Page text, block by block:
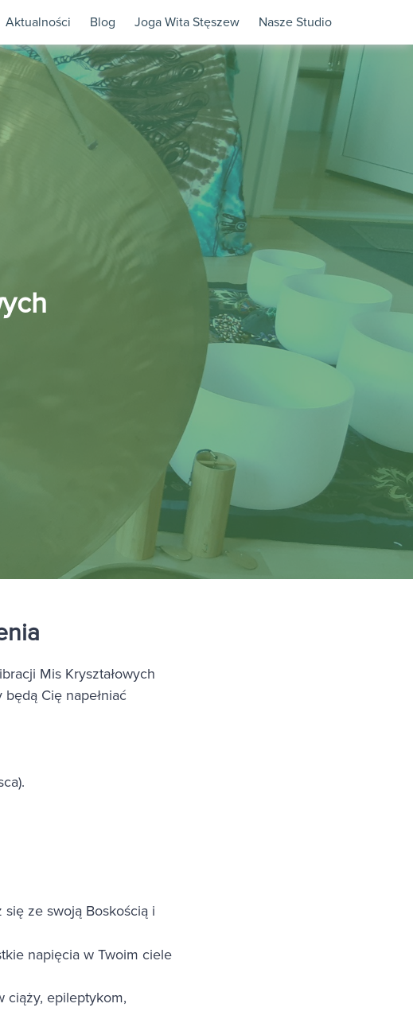
Aktualności Blog Joga Wita Stęszew Nasze Studio
Mis Kryształowych
Cię napełniać
ze swoją Boskością i
napięcia w Twoim ciele
ciąży, epileptykom,